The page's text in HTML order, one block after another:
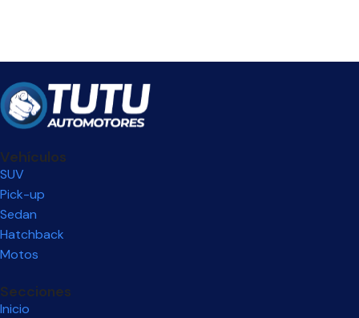
Vehículos
SUV
Pick-up
Sedan
Hatchback
Motos
Secciones
Inicio